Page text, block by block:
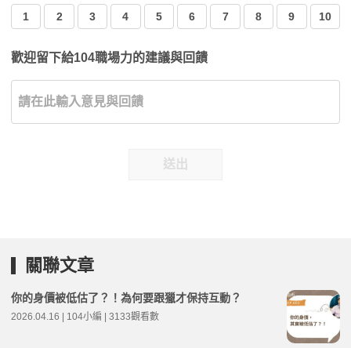
1 2 3 4 5 6 7 8 9 10
歡迎留下給104職場力的建議與回饋
送出
關聯文章
你的身價被低估了？！為何要跟獵才保持互動？
2026.04.16 | 104小編 | 3133觀看數